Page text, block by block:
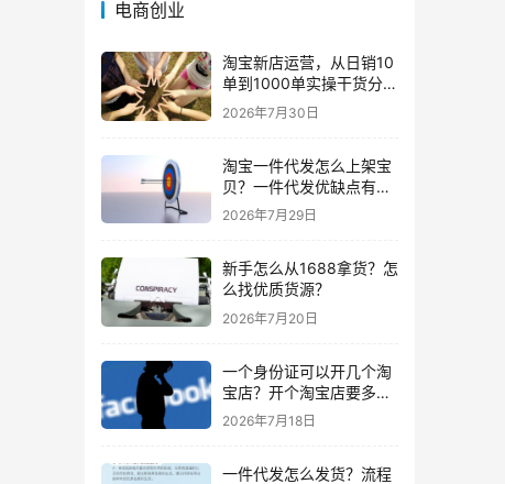
电商创业
淘宝新店运营，从日销10
单到1000单实操干货分
享！
2026年7月30日
淘宝一件代发怎么上架宝
贝？一件代发优缺点有哪
些？
2026年7月29日
新手怎么从1688拿货？怎
么找优质货源？
2026年7月20日
一个身份证可以开几个淘
宝店？开个淘宝店要多少
钱？
2026年7月18日
一件代发怎么发货？流程